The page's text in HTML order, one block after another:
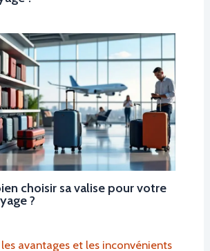
choisir sa valise pour votre
?